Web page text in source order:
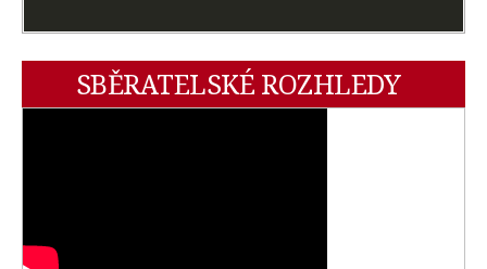
SBĚRATELSKÉ ROZHLEDY